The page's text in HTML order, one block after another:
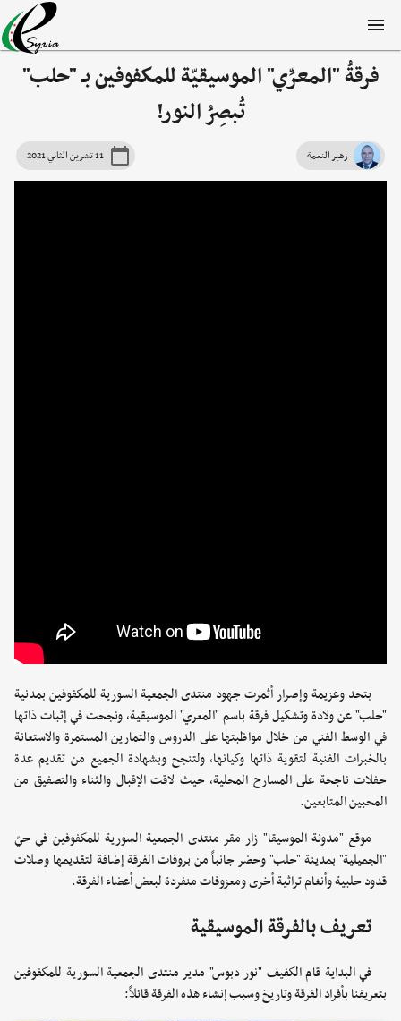
فرقةُ "المعرِّي" الموسيقيّة للمكفوفين بـ "حلب"
تُبصِرُ النور!
زهير النعمة 11 تشرين الثاني 2021
بتحد وعزيمة وإصرار أثمرت جهود منتدى الجمعية السورية للمكفوفين بمدنية
"حلب" عن ولادة وتشكيل فرقة باسم "المعري" الموسيقية، ونجحت في إثبات ذاتها
في الوسط الفني من خلال مواظبتها على الدروس والتمارين المستمرة والاستعانة
بالخبرات الفنية لتقوية ذاتها وكيانها، ولتنجح وبشهادة الجميع من تقديم عدة
حفلات ناجحة على المسارح المحلية، حيث لاقت الإقبال والثناء والتصفيق من
المحبين المتابعين.
موقع "مدونة الموسيقا" زار مقر منتدى الجمعية السورية للمكفوفين في حيّ
"الجميلية" بمدينة "حلب" وحضر جانباً من بروفات الفرقة إضافة لتقديمها وصلات
قدود حلبية وأنغام تراثية أخرى ومعزوفات منفردة لبعض أعضاء الفرقة.
تعريف بالفرقة الموسيقية
في البداية قام الكفيف "نور دبوس" مدير منتدى الجمعية السورية للمكفوفين
بتعريفنا بأفراد الفرقة وتاريخ وسبب إنشاء هذه الفرقة قائلاً: